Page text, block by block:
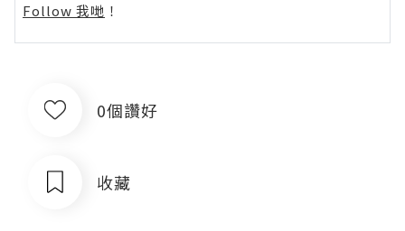
Follow 我哋 ！
0個讚好
收藏